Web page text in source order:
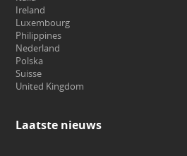
Ireland
Luxembourg
Philippines
Nederland
Polska
Suisse
United Kingdom
Laatste nieuws